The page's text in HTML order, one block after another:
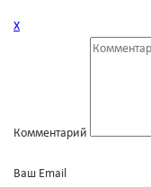
Х
Комментарий
Ваш Email